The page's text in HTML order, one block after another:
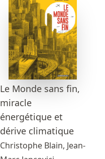
Le Monde sans fin,
miracle
énergétique et
dérive climatique
Christophe Blain, Jean-